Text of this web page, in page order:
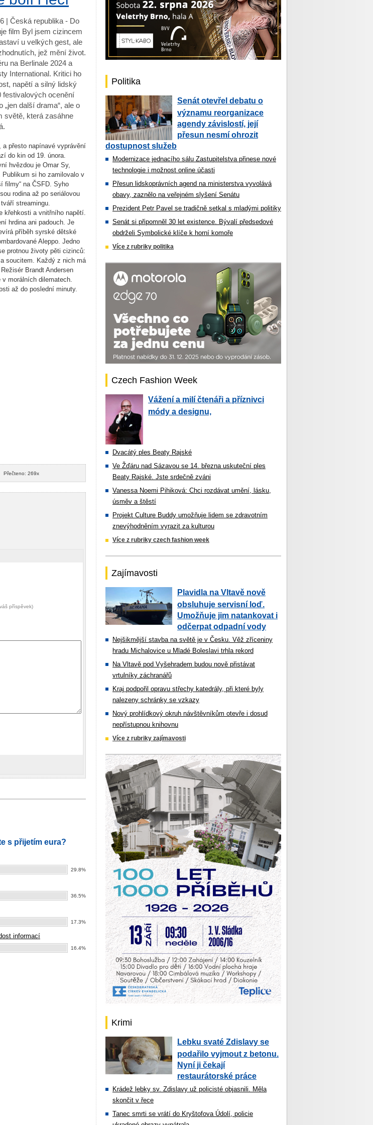
| Česká republika - Do
film Byl jsem cizincem
u velkých gest, ale
jež mění život.
na Berlinale 2024 a
International. Kritici ho
napětí a silný lidský
festivalových ocenění
„jen další drama“, ale o
světě, která zasáhne
přesto napínavé vyprávění
do kin od 19. února.
hvězdou je Omar Sy,
si ho zamilovalo v
filmy“ na ČSFD. Syho
rodina až po seriálovou
streamingu.
křehkosti a vnitřního napětí.
hrdina ani padouch. Je
příběh syrské dětské
Aleppo. Jedno
protnou životy pěti cizinců:
soucitem. Každý z nich má
Brandt Andersen
morálních dilematech.
až do poslední minuty.
Přečteno: 269x
příspěvek)
s přijetím eura?
29.8%
36.5%
17.3%
informací
16.4%
Politika
Senát otevřel debatu o
významu reorganizace
agendy závislostí, její
přesun nesmí ohrozit
dostupnost služeb
Modernizace jednacího sálu Zastupitelstva přinese nové
technologie i možnost online účasti
Přesun lidskoprávních agend na ministerstva vyvolává
obavy, zaznělo na veřejném slyšení Senátu
Prezident Petr Pavel se tradičně setkal s mladými politiky
Senát si připomněl 30 let existence. Bývalí předsedové
obdrželi Symbolické klíče k horní komoře
Více z rubriky politika
Czech Fashion Week
Vážení a milí čtenáři a příznivci
módy a designu,
Dvacátý ples Beaty Rajské
Ve Žďáru nad Sázavou se 14. března uskuteční ples
Beaty Rajské. Jste srdečně zváni
Vanessa Noemi Pihiková: Chci rozdávat umění, lásku,
úsměv a štěstí
Projekt Culture Buddy umožňuje lidem se zdravotním
znevýhodněním vyrazit za kulturou
Více z rubriky czech fashion week
Zajímavosti
Plavidla na Vltavě nově
obsluhuje servisní loď.
Umožňuje jim natankovat i
odčerpat odpadní vody
Nejšikmější stavba na světě je v Česku. Věž zříceniny
hradu Michalovice u Mladé Boleslavi trhla rekord
Na Vltavě pod Vyšehradem budou nově přistávat
vrtulníky záchranářů
Kraj podpořil opravu střechy katedrály, při které byly
nalezeny schránky se vzkazy
Nový prohlídkový okruh návštěvníkům otevře i dosud
nepřístupnou knihovnu
Více z rubriky zajímavosti
Krimi
Lebku svaté Zdislavy se
podařilo vyjmout z betonu.
Nyní ji čekají
restaurátorské práce
Krádež lebky sv. Zdislavy už policisté objasnili. Měla
skončit v řece
Tanec smrti se vrátí do Kryštofova Údolí, policie